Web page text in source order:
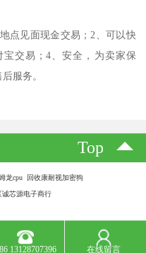
点见面现金交易；2、可以快
交易；4、安全，为卖家保
服务。
Top
龙cpu 回收康耐视加密狗
诚芯源电子商行
13128707396 在线留言